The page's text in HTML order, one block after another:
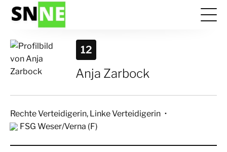
12
Anja Zarbock
Rechte Verteidigerin, Linke Verteidigerin
FSG Weser/Verna (F)